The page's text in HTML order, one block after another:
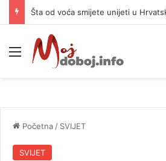
Meni
Početna / SVIJET
SVIJET